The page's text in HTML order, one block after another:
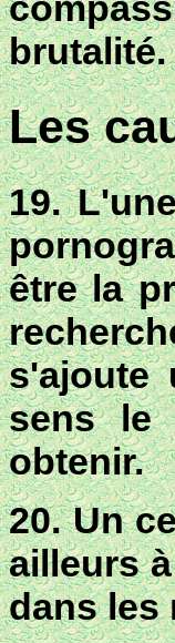
brutalité.
Les
19.
être la
s'ajoute
sens
obtenir.
20. Un
ailleurs
dans les